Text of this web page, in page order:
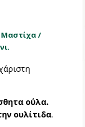
/
ούλα.
ουλίτιδα.